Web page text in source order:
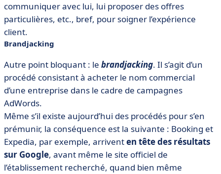
communiquer avec lui, lui proposer des offres
particulières, etc., bref, pour soigner l’expérience
client.
Brandjacking
Autre point bloquant : le brandjacking. Il s’agit d’un
procédé consistant à acheter le nom commercial
d’une entreprise dans le cadre de campagnes
AdWords.
Même s’il existe aujourd’hui des procédés pour s’en
prémunir, la conséquence est la suivante : Booking et
Expedia, par exemple, arriventen tête des résultats
sur Google, avant même le site officiel de
l’établissement recherché, quand bien même